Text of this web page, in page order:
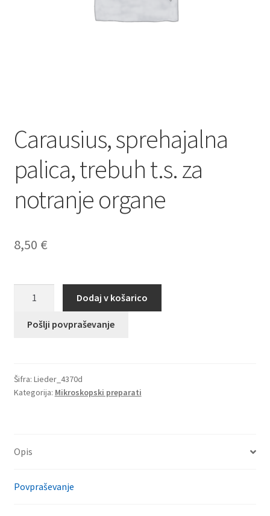
Carausius, sprehajalna
palica, trebuh t.s. za
notranje organe
8,50 €
palica,
notranje
organe
Dodaj v košarico
Pošlji povpraševanje
Šifra: Lieder_4370d
Kategorija: Mikroskopski preparati
Opis
Povpraševanje